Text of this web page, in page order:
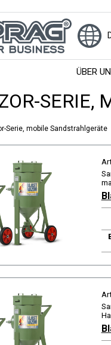
ÜBER
SERIE,
Serie, mobile Sandstrahlgeräte